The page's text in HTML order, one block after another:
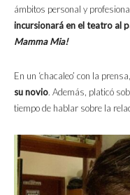
ámbitos personal y
incursionará en el teatro al
Mamma Mia!
En un ‘chacaleo’ con la
su novio. Además, platicó
tiempo de hablar sobre la